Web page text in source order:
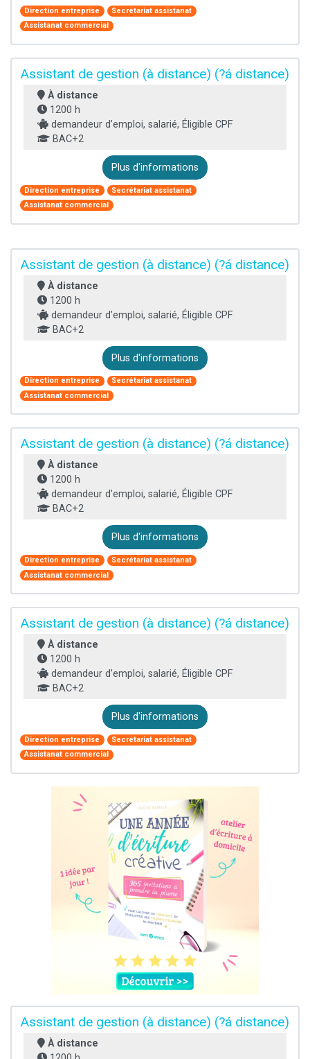
Direction entreprise
Secrétariat assistanat
Assistanat commercial
Assistant de gestion (à distance) (?á distance)
À distance
1200 h
demandeur d’emploi, salarié, Éligible CPF
BAC+2
Plus d'informations
Direction entreprise
Secrétariat assistanat
Assistanat commercial
Assistant de gestion (à distance) (?á distance)
À distance
1200 h
demandeur d’emploi, salarié, Éligible CPF
BAC+2
Plus d'informations
Direction entreprise
Secrétariat assistanat
Assistanat commercial
Assistant de gestion (à distance) (?á distance)
À distance
1200 h
demandeur d’emploi, salarié, Éligible CPF
BAC+2
Plus d'informations
Direction entreprise
Secrétariat assistanat
Assistanat commercial
Assistant de gestion (à distance) (?á distance)
À distance
1200 h
demandeur d’emploi, salarié, Éligible CPF
BAC+2
Plus d'informations
Direction entreprise
Secrétariat assistanat
Assistanat commercial
Assistant de gestion (à distance) (?á distance)
À distance